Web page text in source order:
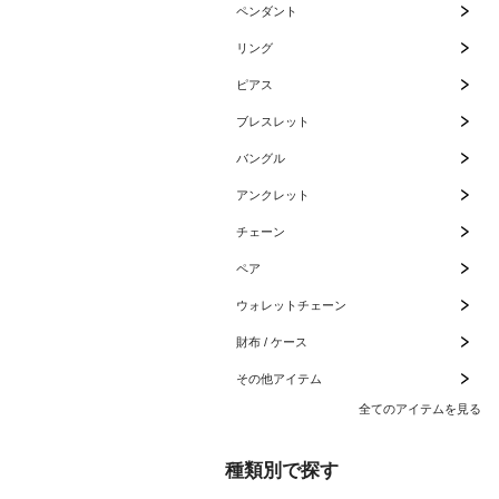
ペンダント
リング
ピアス
ブレスレット
バングル
アンクレット
チェーン
ペア
ウォレットチェーン
財布 / ケース
その他アイテム
全てのアイテムを見る
種類別で探す